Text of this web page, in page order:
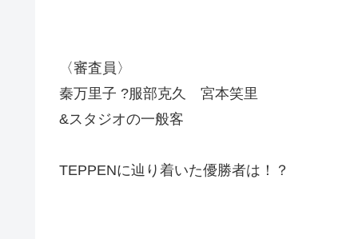
〈審査員〉
秦万里子 ?服部克久 宮本笑里
&スタジオの一般客
TEPPENに辿り着いた優勝者は！？